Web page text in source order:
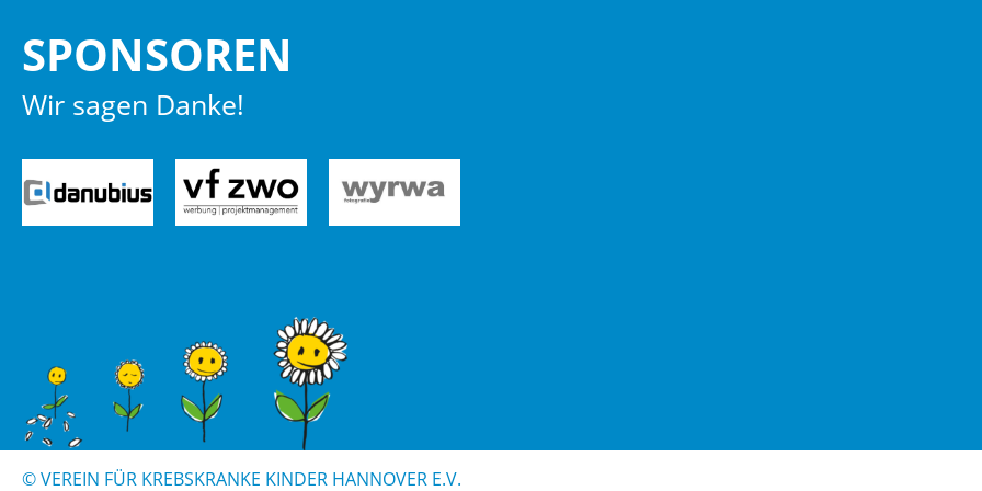
SPON­SO­REN
Wir sagen Danke!
© VER­EIN FÜR KREBS­KRAN­KE KIN­DER HAN­NO­VER E.V.